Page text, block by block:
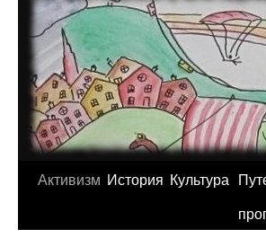
Активизм История Культура